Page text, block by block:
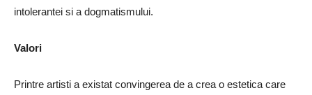
intolerantei si a dogmatismului.
Valori
Printre artisti a existat convingerea de a crea o estetica care